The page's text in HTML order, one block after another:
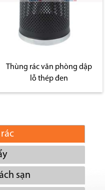
Thùng rác văn phòng dập
lỗ thép đen
sạn